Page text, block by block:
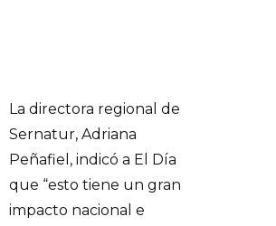
La directora regional de
Sernatur, Adriana
Peñafiel, indicó a El Día
que “esto tiene un gran
impacto nacional e